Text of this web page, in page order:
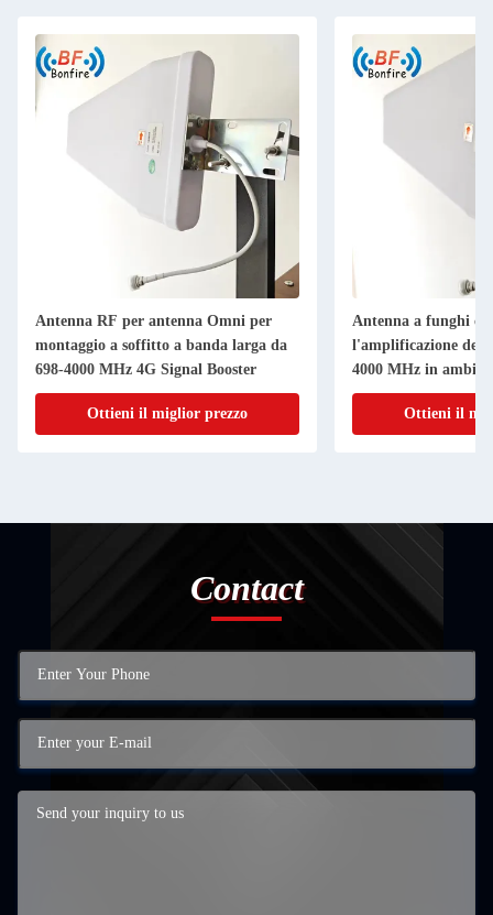
Antenna RF per antenna Omni per
montaggio a soffitto a banda larga da
698-4000 MHz 4G Signal Booster
Ottieni il miglior prezzo
Antenna a funghi
l'amplificazione del
4000 MHz in
Ottieni il
Contact